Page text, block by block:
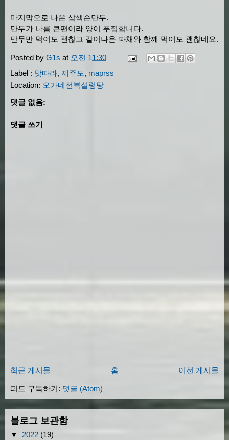
마지막으로 나온 삼색손만두.
만두가 나름 큰편이라 양이 푸짐합니다.
만두만 먹어도 괜찮고 같이나온 파채와 함께 먹어도 괜찮네요.
Posted by G1s at 오전 11:30
Label : 맛따라, 제주도, maprss
Location: 오가네전복설렁탕
댓글 없음:
댓글 쓰기
최근 게시물 이전 게시물
홈
피드 구독하기: 댓글 (Atom)
블로그 보관함
▼ 2022 (19)